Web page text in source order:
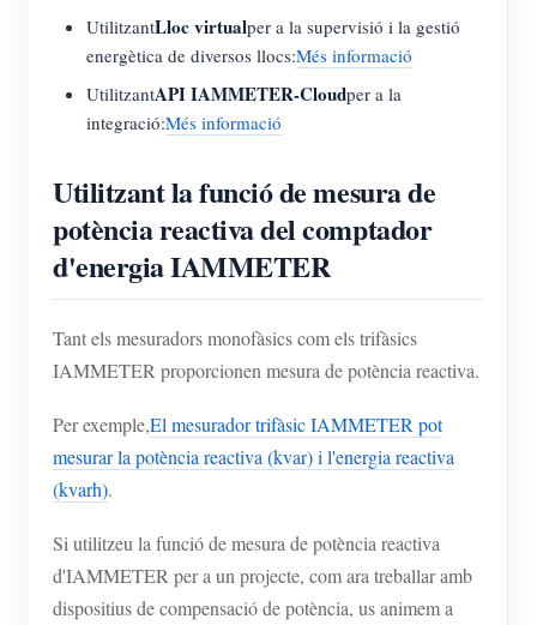
UtilitzantLloc virtualper a la supervisió i la gestió
energètica de diversos llocs:Més informació
UtilitzantAPI IAMMETER-Cloudper a la
integració:Més informació
Utilitzant la funció de mesura de
potència reactiva del comptador
d'energia IAMMETER
Tant els mesuradors monofàsics com els trifàsics
IAMMETER proporcionen mesura de potència reactiva.
Per exemple,El mesurador trifàsic IAMMETER pot
mesurar la potència reactiva (kvar) i l'energia reactiva
(kvarh).
Si utilitzeu la funció de mesura de potència reactiva
d'IAMMETER per a un projecte, com ara treballar amb
dispositius de compensació de potència, us animem a